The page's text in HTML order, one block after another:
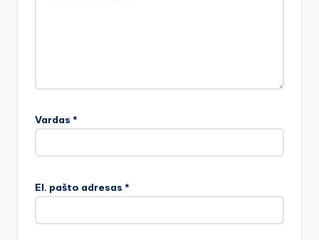
Vardas *
El. pašto adresas *